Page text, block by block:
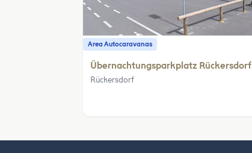
Area Autocaravanas
Übernachtungsparkplatz Rückersdorf
Rückersdorf